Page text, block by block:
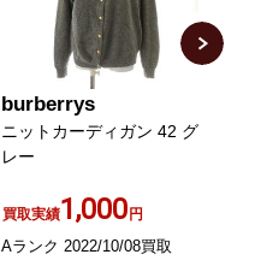
burberrys
ニットカーディガン 42 グ
レー
買取実績1,000円
Aランク 2022/10/08買取